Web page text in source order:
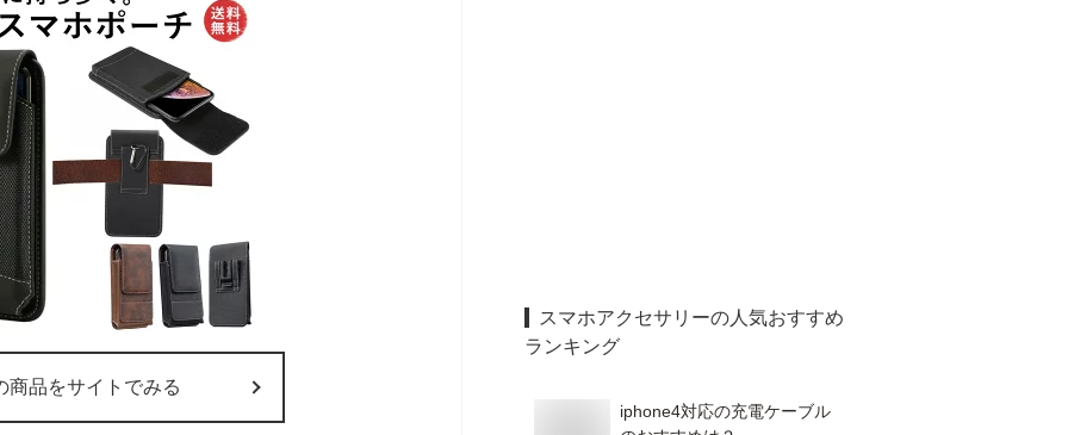
商品をサイトでみる
スマホアクセサリーの人気おすすめ
ランキング
iphone4対応の充電ケーブル